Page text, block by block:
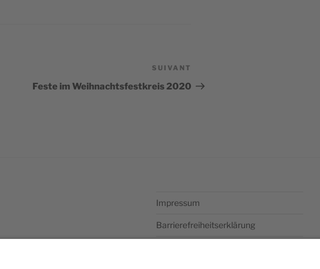
suivant
SUIVANT
Feste im Weihnachtsfestkreis 2020
Impressum
Barrierefreiheitserklärung